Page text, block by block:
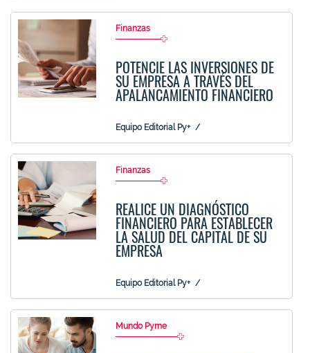
Finanzas
POTENCIE LAS INVERSIONES DE
SU EMPRESA A TRAVÉS DEL
APALANCAMIENTO FINANCIERO
Equipo Editorial Py+
Finanzas
REALICE UN DIAGNÓSTICO
FINANCIERO PARA ESTABLECER
LA SALUD DEL CAPITAL DE SU
EMPRESA
Equipo Editorial Py+
Mundo Pyme